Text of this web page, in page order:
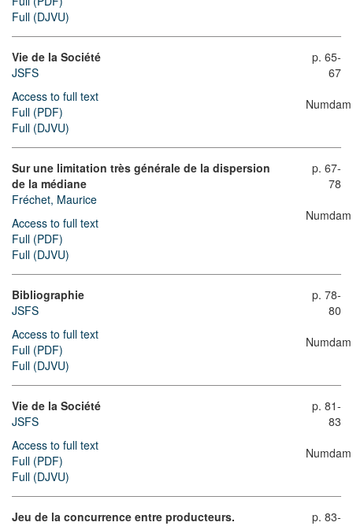
Full (DJVU)
Vie de la Société
JSFS
Access to full text
Full (PDF)
Full (DJVU)
p. 65-
67
Numdam
Sur une limitation très générale de la dispersion
de la médiane
Fréchet, Maurice
Access to full text
Full (PDF)
Full (DJVU)
p. 67-
78
Numdam
Bibliographie
JSFS
Access to full text
Full (PDF)
Full (DJVU)
p. 78-
80
Numdam
Vie de la Société
JSFS
Access to full text
Full (PDF)
Full (DJVU)
p. 81-
83
Numdam
Jeu de la concurrence entre producteurs.
p. 83-